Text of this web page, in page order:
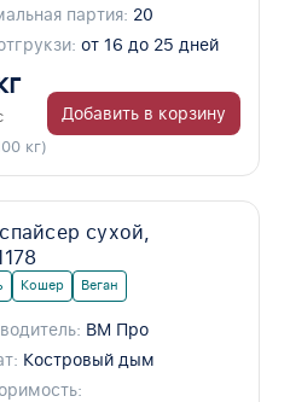
партия: 20
от 16 до 25 дней
кг)
Добавить в корзину
сухой,
Кошер Веган
ВМ Про
Костровый дым